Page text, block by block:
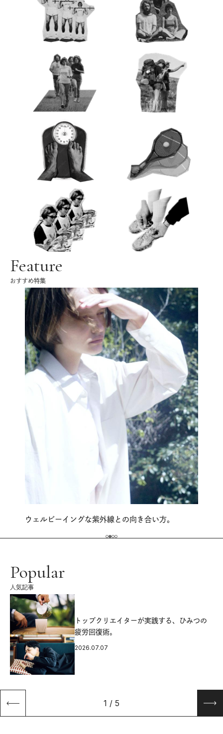
Feature
おすすめ特集
ウェルビーイングな紫外線との向き合い方。
Popular
人気記事
トップクリエイターが実践する、ひみつの
疲労回復術。
2026.07.07
1 / 5